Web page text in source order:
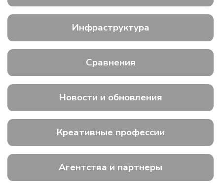
Инфраструктура
Сравнения
Новости и обновления
Креативные профессии
Агентства и партнеры